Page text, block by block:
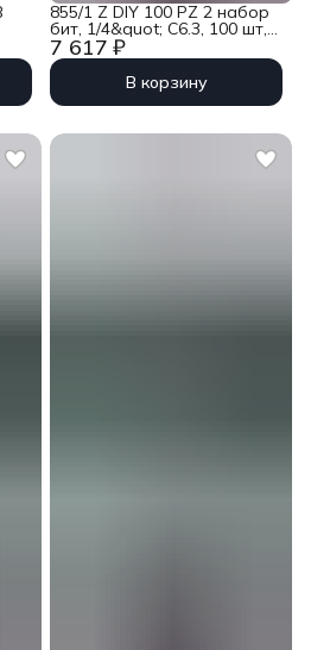
7 617 ₽
855/1 Z DIY 100 PZ 2 набор
бит, 1/4&quot; C6.3, 100 шт,
PZ 2 x 25 мм Wera WE-
072444
В корзину